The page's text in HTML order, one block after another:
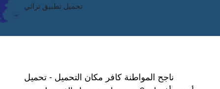
تحميل تطبيق تراثي
ناجح المواطنة كافر مكان التحميل - تحميل